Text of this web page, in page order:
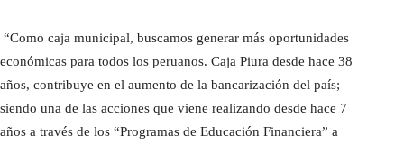
“Como caja municipal, buscamos generar más oportunidades
económicas para todos los peruanos. Caja Piura desde hace 38
años, contribuye en el aumento de la bancarización del país;
siendo una de las acciones que viene realizando desde hace 7
años a través de los “Programas de Educación Financiera” a